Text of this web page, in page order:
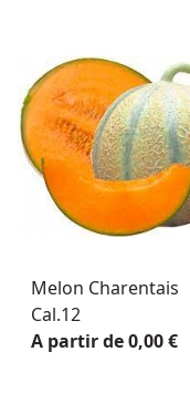
Melon Charentais
Cal.12
A partir de 0,00 €